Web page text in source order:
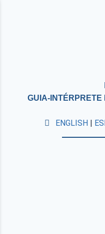
GUIA-INTÉRPRETE
ENGLISH